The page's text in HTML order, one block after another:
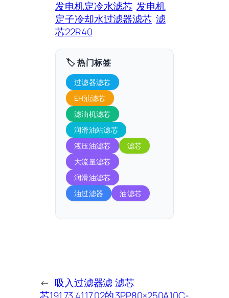
发电机定冷水滤芯 发电机
定子冷却水过滤器滤芯 滤
芯22R40
🏷️ 热门标签
过滤器滤芯
EH油滤芯
滤油机滤芯
润滑油站滤芯
液压油滤芯
滤芯
大流量滤芯
润滑油滤芯
油过滤器
油滤芯
← 吸入过滤器滤 滤芯